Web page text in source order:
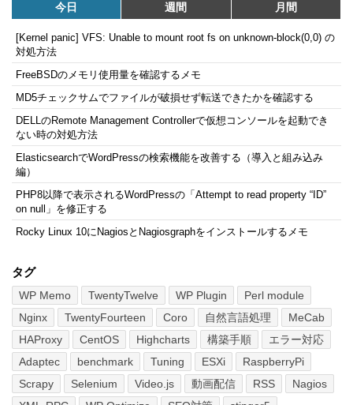
今日 週間 月間
[Kernel panic] VFS: Unable to mount root fs on unknown-block(0,0) の
対処方法
FreeBSDのメモリ使用量を確認するメモ
MD5チェックサムでファイルが破損せず転送できたかを確認する
DELLのRemote Management Controllerで仮想コンソールを起動でき
ない時の対処方法
ElasticsearchでWordPressの検索機能を改善する（導入と組み込み
編）
PHP8以降で表示されるWordPressの「Attempt to read property “ID”
on null」を修正する
Rocky Linux 10にNagiosとNagiosgraphをインストールするメモ
タグ
WP Memo TwentyTwelve WP Plugin
Perl module
Nginx
TwentyFourteen Coro 自然言語処理
MeCab
HAProxy
CentOS Highcharts 構築手順
エラー対応
Adaptec
benchmark Tuning ESXi
RaspberryPi
Scrapy
Selenium Video.js 動画配信 RSS
Nagios